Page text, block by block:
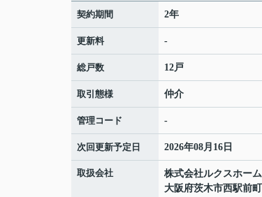
契約期間 2年
更新料 -
総戸数 12戸
取引態様 仲介
管理コード -
次回更新予定日 2026年08月16日
取扱会社
株式会社ルクスホーム
大阪府茨木市西駅前